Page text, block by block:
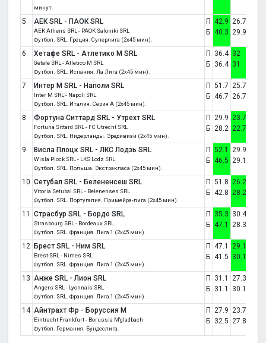
минут.
5 АЕК SRL - ПАОК SRL
AEK Athens SRL - PAOK Saloniki SRL
Футбол. SRL. Греция. Суперлига (2x45 мин).
П
Б
42.9
40.3
26.7
29.9
6 Хетафе SRL - Атлетико М SRL
Getafe SRL - Atletico M SRL
Футбол. SRL. Испания. Ла Лига (2x45 мин).
П
Б
36.4
36.4
32
31
7 Интер М SRL - Наполи SRL
Inter M SRL - Napoli SRL
Футбол. SRL. Италия. Серия А (2x45 мин).
П
Б
51.7
46.7
25.7
26.7
8 Фортуна Ситтард SRL - Утрехт SRL
Fortuna Sittard SRL - FC Utrecht SRL
Футбол. SRL. Нидерланды. Эредивизи (2x45 мин).
П
Б
29.9
28.2
23.7
22.7
9 Висла Плоцк SRL - ЛКС Лодзь SRL
Wisla Plock SRL - LKS Lodz SRL
Футбол. SRL. Польша. Экстракласа (2x45 мин).
П
Б
52.1
46.5
29.9
29.1
10 Сетубал SRL - Белененсеш SRL
Vitoria Setubal SRL - Belenenses SRL
Футбол. SRL. Португалия. Примейра-лига (2x45 мин).
П
Б
51.8
42.8
26.2
28.2
11 Страсбур SRL - Бордо SRL
Strasbourg SRL - Bordeaux SRL
Футбол. SRL. Франция. Лига 1 (2x45 мин).
П
Б
35.3
47.1
30.4
28.3
12 Брест SRL - Ним SRL
Brest SRL - Nimes SRL
Футбол. SRL. Франция. Лига 1 (2x45 мин).
П
Б
47.1
41.5
29.1
30.1
13 Анже SRL - Лион SRL
Angers SRL - Lyonnais SRL
Футбол. SRL. Франция. Лига 1 (2x45 мин).
П
Б
31.1
31.1
27.3
30.1
14 Айнтрахт Фр - Боруссия М
Eintracht Frankfurt - Borussia M'gladbach
Футбол. Германия. Бундеслига.
П
Б
27.9
32.5
23.7
27.8